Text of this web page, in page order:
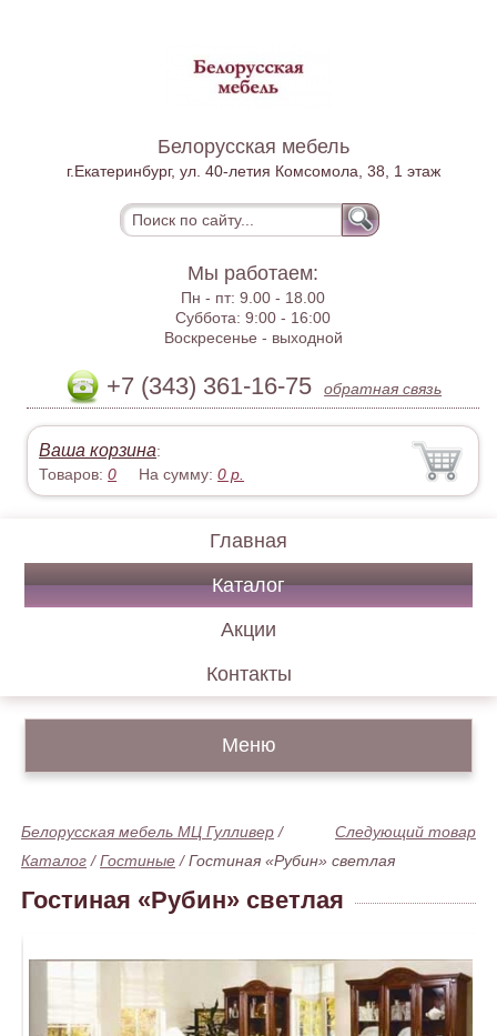
Белорусская мебель
г.Екатеринбург, ул. 40-летия Комсомола, 38, 1 этаж
Мы работаем:
Пн - пт:9.00 - 18.00
Суббота:9:00 - 16:00
Воскресенье - выходной
+7 (343) 361-16-75 обратная связь
Ваша корзина:
Товаров:0 На сумму:0 р.
Главная
Каталог
Акции
Контакты
Меню
Следующий товар
Белорусская мебель МЦ Гулливер /
Каталог /Гостиные /Гостиная «Рубин» светлая
Гостиная «Рубин» светлая